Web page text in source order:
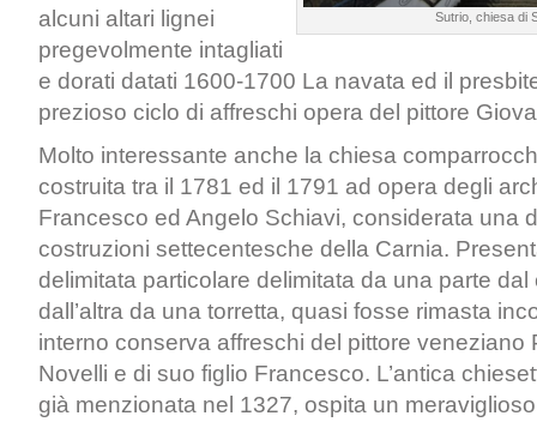
Sutrio, chiesa di
alcuni altari lignei
pregevolmente intagliati
e dorati datati 1600-1700 La navata ed il
prezioso ciclo di affreschi opera del pittore
Molto interessante anche la chiesa
costruita tra il 1781 ed il 1791 ad opera degli
Francesco ed Angelo Schiavi, considerata una
costruzioni settecentesche della Carnia.
delimitata particolare delimitata da una parte dal
dall’altra da una torretta, quasi fosse rimasta
interno conserva affreschi del pittore veneziano
Novelli e di suo figlio Francesco. L’antica
già menzionata nel 1327, ospita un